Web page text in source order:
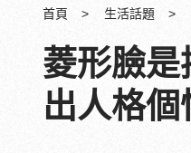
首頁 生活話題
菱形臉
出人格個